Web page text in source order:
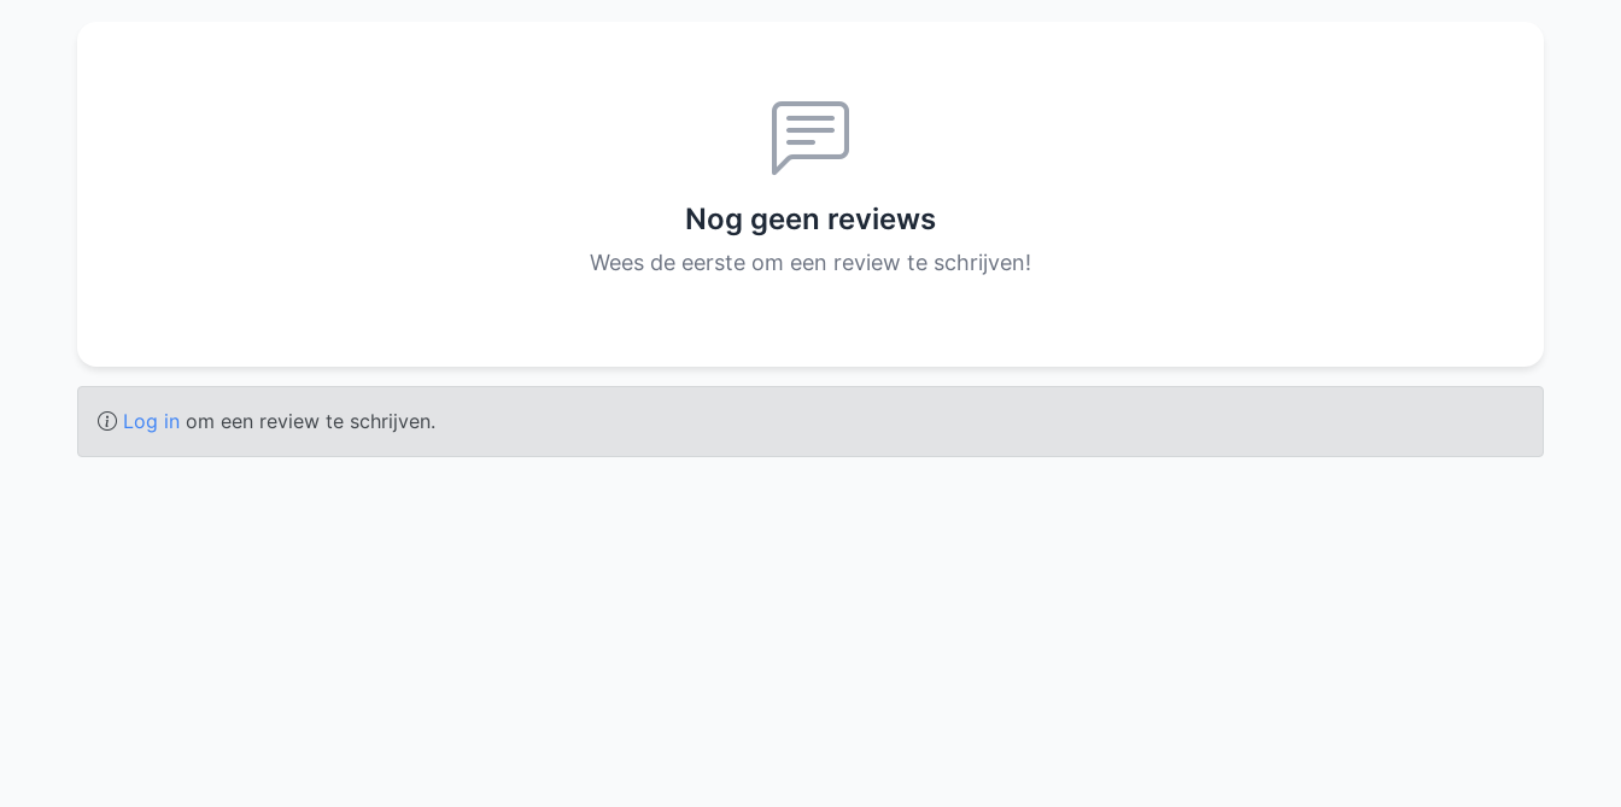
Nog geen reviews
Wees de eerste om een review te schrijven!
Log in om een review te schrijven.